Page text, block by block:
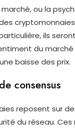
ou la
ils
du
baisse des prix.
consensus
reposent sur
du réseau.